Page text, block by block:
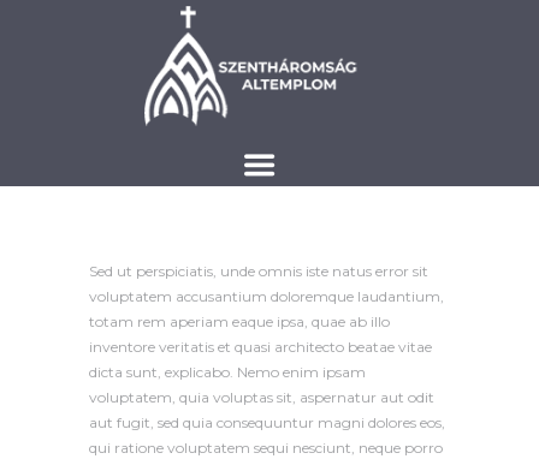
Sed ut perspiciatis, unde omnis iste natus error sit
voluptatem accusantium doloremque laudantium,
totam rem aperiam eaque ipsa, quae ab illo
inventore veritatis et quasi architecto beatae vitae
dicta sunt, explicabo. Nemo enim ipsam
voluptatem, quia voluptas sit, aspernatur aut odit
aut fugit, sed quia consequuntur magni dolores eos,
qui ratione voluptatem sequi nesciunt, neque porro